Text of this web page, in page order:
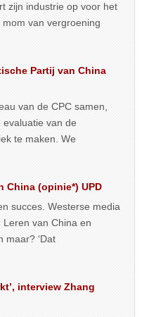
zijn industrie op voor het
van vergroening
Partij van China
van de CPC samen,
van de
te maken. We
China (opinie*) UPD
succes. Westerse media
van China en
maar? ‘Dat
interview Zhang